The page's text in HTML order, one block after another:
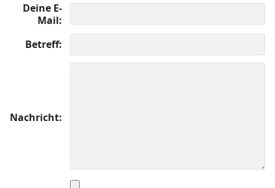
Deine E-
Mail
Betreff
Nachricht